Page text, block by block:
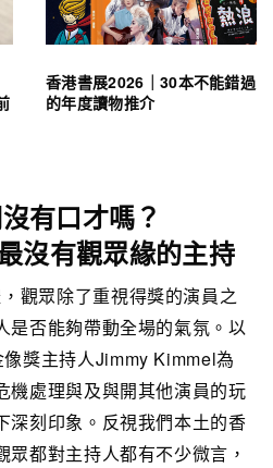
香港書展2026｜30本不能錯過
的年度讀物推介
有口才嗎？
沒有觀眾緣的主持
觀眾除了重視得獎的演員之
是否能夠帶動全場的氣氛。以
獎主持人Jimmy Kimmel為
機處理與及與開其他演員的玩
深刻印象。反視我們本土的香
都對主持人都有不少微言，